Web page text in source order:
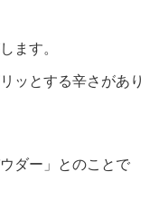
ます。
ッとする辛さがあり
ダー」とのことで